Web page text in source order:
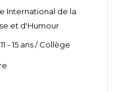
International de la
et d'Humour
11 - 15 ans / Collège